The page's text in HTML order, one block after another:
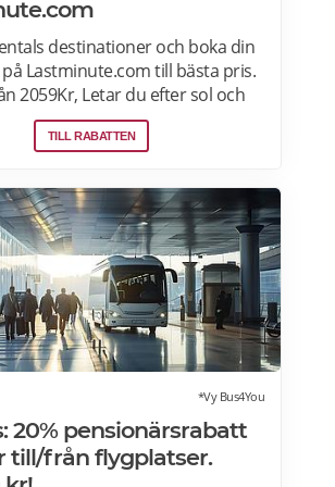
destinationer och boka din
Lastminute.com till bästa pris.
2059Kr, Letar du efter sol och
flyg + hotell på Lastminute.com
av i sanden. Läs mer om aktuella
här.
TILL RABATTEN
*Vy Bus4You
20% pensionärsrabatt
till/från flygplatser.